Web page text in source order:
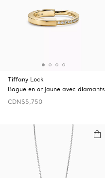
Tiffany Lock
Bague en or jaune avec diamants
CDN$5,750